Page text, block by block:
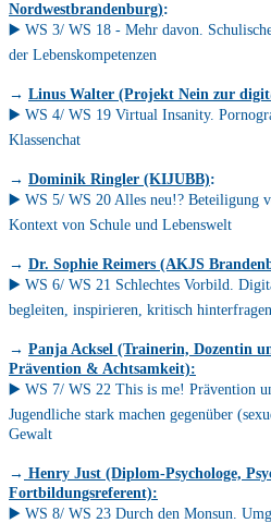
Nordwestbrandenburg):
▶️ WS 3/ WS 18 - Mehr davon.
der Lebenskompetenzen
→ Linus Walter (Projekt Nein zur
▶️ WS 4/ WS 19 Virtual Insanity.
Klassenchat
→ Dominik Ringler (KIJUBB):
▶️ WS 5/ WS 20 Alles neu!? Beteiligung
Kontext von Schule und Lebenswelt
→ Dr. Sophie Reimers (AKJS
▶️ WS 6/ WS 21 Schlechtes Vorbild.
begleiten, inspirieren, kritisch hinterfragen
→ Panja Acksel (Trainerin, Dozentin
Prävention & Achtsamkeit):
▶️ WS 7/ WS 22 This is me! Prävention
Jugendliche stark machen gegenüber
Gewalt
→ Henry Just (Diplom-Psychologe,
Fortbildungsreferent):
▶️ WS 8/ WS 23 Durch den Monsun.